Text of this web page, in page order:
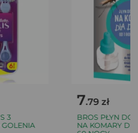
7.79 zł
BROS PŁYN DO
NA KOMARY DLA